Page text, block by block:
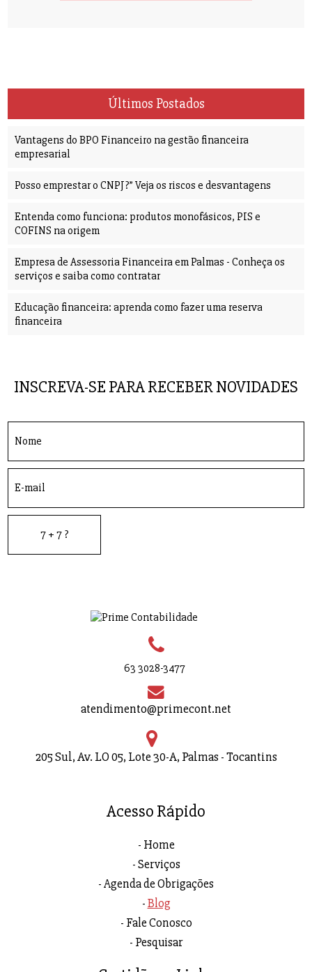
Últimos Postados
Vantagens do BPO Financeiro na gestão financeira
empresarial
Posso emprestar o CNPJ?” Veja os riscos e desvantagens
Entenda como funciona: produtos monofásicos, PIS e
COFINS na origem
Empresa de Assessoria Financeira em Palmas - Conheça os
serviços e saiba como contratar
Educação financeira: aprenda como fazer uma reserva
financeira
INSCREVA-SE PARA RECEBER NOVIDADES
63 3028-3477
atendimento@primecont.net
205 Sul, Av. LO 05, Lote 30-A, Palmas - Tocantins
Acesso Rápido
Home
Serviços
Agenda de Obrigações
Blog
Fale Conosco
Pesquisar